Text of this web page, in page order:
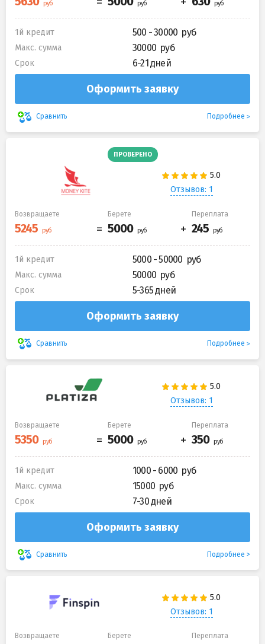
1й кредит 500 - 30000
Макс. сумма 30000
Срок 6-21 дней
Оформить заявку
Сравнить Подробнее
ПРОВЕРЕНО
Отзывов: 1
Возвращаете Берете Переплата
1й кредит 5000 - 50000
Макс. сумма 50000
Срок 5-365 дней
Оформить заявку
Сравнить Подробнее
Отзывов: 1
Возвращаете Берете Переплата
1й кредит 1000 - 6000
Макс. сумма 15000
Срок 7-30 дней
Оформить заявку
Сравнить Подробнее
Отзывов: 1
Возвращаете Берете Переплата